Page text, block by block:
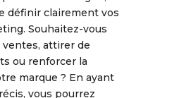
définir clairement vos
Souhaitez-vous
attirer de
ou renforcer la
marque ? En ayant
vous pourrez